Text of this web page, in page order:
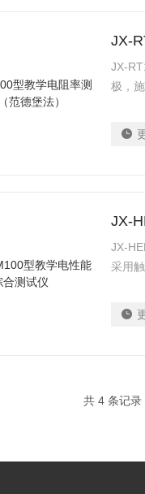
JX-
JX-
极，
JX-
JX-
采用
共 4 条记